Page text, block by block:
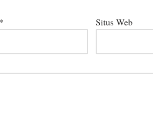
* Situs Web